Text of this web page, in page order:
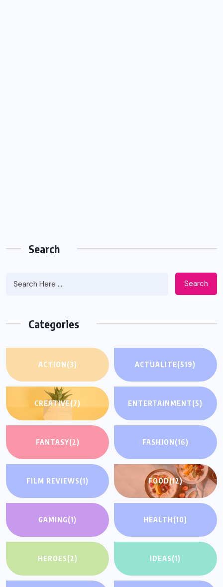
Search
Search
Categories
ACTION(3) ACTUALITE(519)
CREATIVE(7) ENTERTAINMENT(5)
FANTASY(2) FASHION(16)
FILM REVIEWS(1) FOOD(12)
GAMING(1) HEALTH(10)
HEROES(2) IDEAS(1)